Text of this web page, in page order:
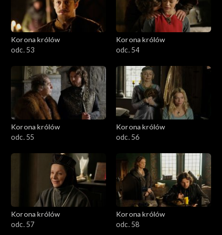
Korona królów
odc. 53
Korona królów
odc. 54
Korona królów
odc. 55
Korona królów
odc. 56
Korona królów
odc. 57
Korona królów
odc. 58